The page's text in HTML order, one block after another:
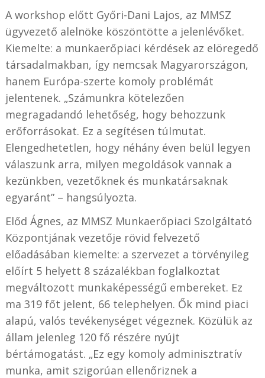
A workshop előtt Győri-Dani Lajos, az MMSZ
ügyvezető alelnöke köszöntötte a jelenlévőket.
Kiemelte: a munkaerőpiaci kérdések az elöregedő
társadalmakban, így nemcsak Magyarországon,
hanem Európa-szerte komoly problémát
jelentenek. „Számunkra kötelezően
megragadandó lehetőség, hogy behozzunk
erőforrásokat. Ez a segítésen túlmutat.
Elengedhetetlen, hogy néhány éven belül legyen
válaszunk arra, milyen megoldások vannak a
kezünkben, vezetőknek és munkatársaknak
egyaránt” – hangsúlyozta.
Előd Ágnes, az MMSZ Munkaerőpiaci Szolgáltató
Központjának vezetője rövid felvezető
előadásában kiemelte: a szervezet a törvényileg
előírt 5 helyett 8 százalékban foglalkoztat
megváltozott munkaképességű embereket. Ez
ma 319 főt jelent, 66 telephelyen. Ők mind piaci
alapú, valós tevékenységet végeznek. Közülük az
állam jelenleg 120 fő részére nyújt
bértámogatást. „Ez egy komoly adminisztratív
munka, amit szigorúan ellenőriznek a